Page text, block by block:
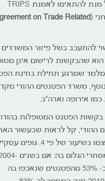
הפטנטים ההודי בשנים 1999, 2002 ו-2005 על מנת להתאימו לאמנת TRIPS
(
on Trade Related
להתעכב בשל פיזור המשרדים
הוא שהבקשות לרישום אינן
מלמד שמרגע תחילת בחינת
בנוסף, משרד הפטנטים ההודי
אירופה וארה"ב.
הפטנט המטופלות
ההודי, קל לראות שבעשור
מספר הפטנטים שהוגשו במדינה הכפיל את עצמו בשיעור של פי 4.
מחוץ להודו מזהים, גם הם, את הפוטנציאל המסחרי הגלום בה: אם
2005 רק כ- 60% מהפטנטים שנרשמו בהודו וכ- 53% מהפטנטים שנאכפו בה